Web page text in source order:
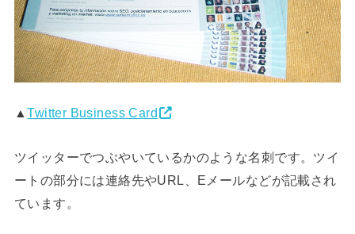
▲Twitter Business Card
ツイッターでつぶやいているかのような名刺です。ツイ
ートの部分には連絡先やURL、Eメールなどが記載され
ています。